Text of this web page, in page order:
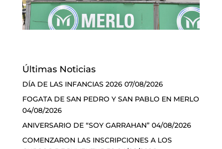
Últimas Noticias
DÍA DE LAS INFANCIAS 2026 07/08/2026
FOGATA DE SAN PEDRO Y SAN PABLO EN MERLO
04/08/2026
ANIVERSARIO DE “SOY GARRAHAN” 04/08/2026
COMENZARON LAS INSCRIPCIONES A LOS